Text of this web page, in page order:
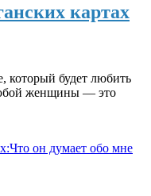
картах
который будет любить
женщины — это
он думает обо мне